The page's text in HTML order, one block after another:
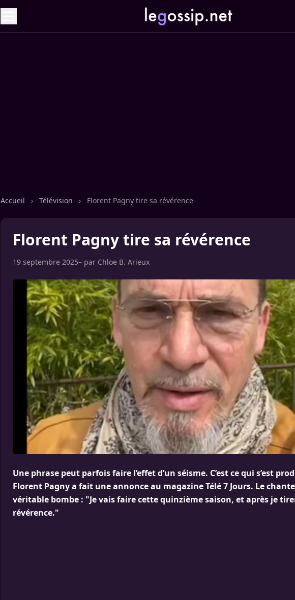
Accueil › Télévision › Florent Pagny tire sa révérence
Florent Pagny tire sa révérence
19 septembre 2025– par Chloe B. Arieux
Une phrase peut parfois faire l’effet d’un séisme. C’est ce qui s’est
Florent Pagny a fait une annonce au magazine Télé 7 Jours. Le
véritable bombe : "Je vais faire cette quinzième saison, et après je
révérence."